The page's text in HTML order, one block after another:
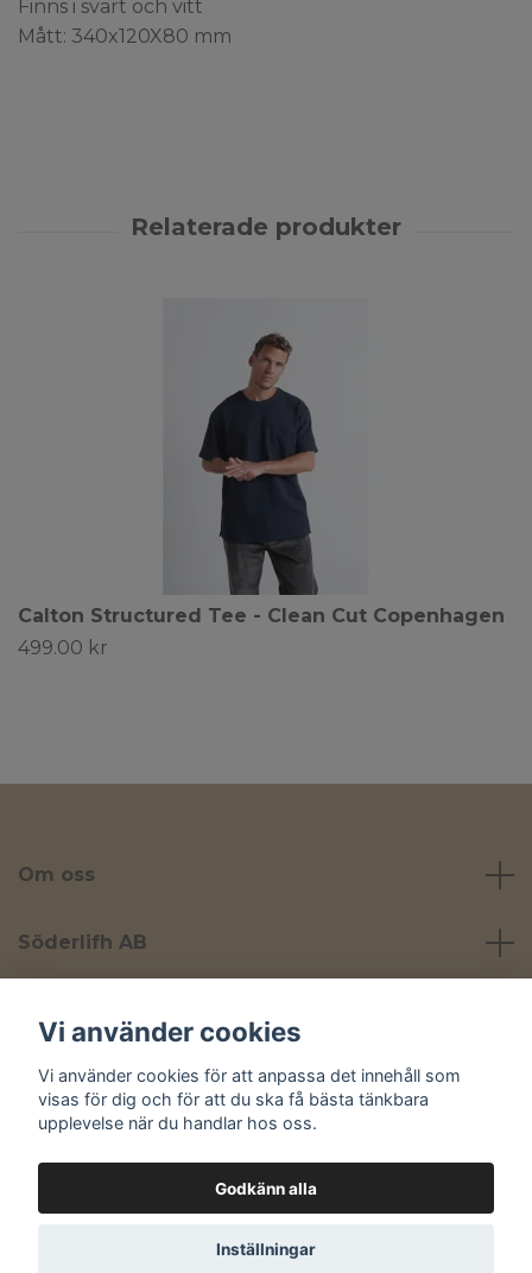
Finns i svart och vitt
Mått: 340x120X80 mm
Calton Structured Tee - Clean Cut Copenhagen
499.00 kr
Om oss
Söderlifh AB
Sociala medier
© 2026 Yta
Vi använder cookies
Vi använder cookies för att anpassa det innehåll som
visas för dig och för att du ska få bästa tänkbara
upplevelse när du handlar hos oss.
Godkänn alla
Inställningar